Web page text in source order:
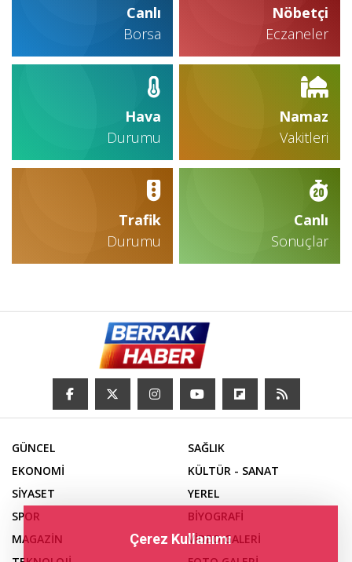
Canlı
Borsa
Nöbetçi
Eczaneler
Hava
Durumu
Namaz
Vakitleri
Trafik
Durumu
Canlı
Sonuçlar
GÜNCEL
EKONOMİ
SİYASET
SPOR
MAGAZİN
SAĞLIK
KÜLTÜR - SANAT
YEREL
BİYOGRAFİ
VİDEO GALERİ
Çerez Kullanımı